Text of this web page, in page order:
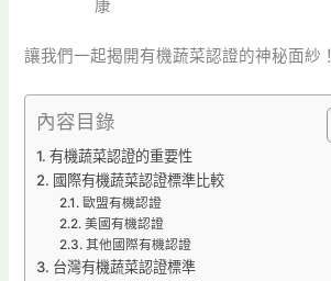
康
讓我們一起揭開有機蔬菜認證的神秘面紗！
內容目錄
有機蔬菜認證的重要性
國際有機蔬菜認證標準比較
歐盟有機認證
美國有機認證
其他國際有機認證
台灣有機蔬菜認證標準